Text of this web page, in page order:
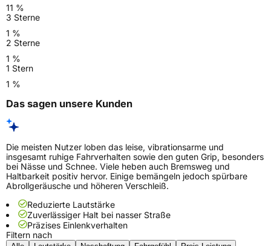
11 %
3 Sterne
1 %
2 Sterne
1 %
1 Stern
1 %
Das sagen unsere Kunden
Die meisten Nutzer loben das leise, vibrationsarme und
insgesamt ruhige Fahrverhalten sowie den guten Grip, besonders
bei Nässe und Schnee. Viele heben auch Bremsweg und
Haltbarkeit positiv hervor. Einige bemängeln jedoch spürbare
Abrollgeräusche und höheren Verschleiß.
Reduzierte Lautstärke
Zuverlässiger Halt bei nasser Straße
Präzises Einlenkverhalten
Filtern nach